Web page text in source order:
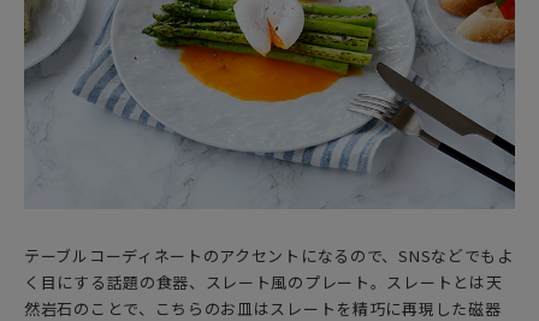
テーブルコーディネートのアクセントになるので、SNSなどでもよ
く目にする話題の食器、スレート風のプレート。スレートとは天
然岩石のことで、こちらのお皿はスレートを精巧に再現した磁器